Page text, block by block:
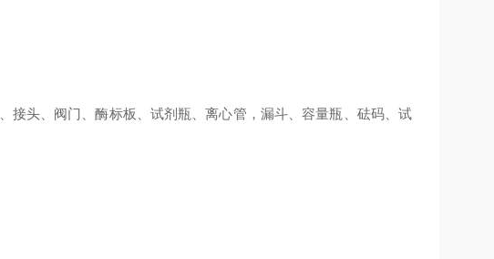
接头、阀门、酶标板、试剂瓶、离心管，漏斗、容量瓶、砝码、试